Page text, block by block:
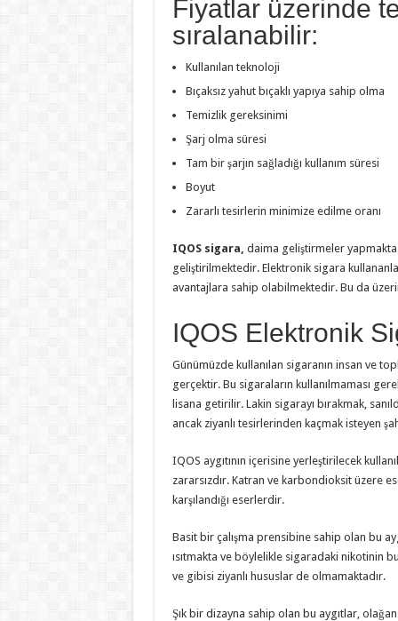
Fiyatlar üzerinde
sıralanabilir:
Kullanılan teknoloji
Bıçaksız yahut bıçaklı yapıya sahip olma
Temizlik gereksinimi
Şarj olma süresi
Tam bir şarjın sağladığı kullanım süresi
Boyut
Zararlı tesirlerin minimize edilme oranı
IQOS sigara, daima geliştirmeler yapmakta
geliştirilmektedir. Elektronik sigara
avantajlara sahip olabilmektedir. Bu da
IQOS Elektronik
Günümüzde kullanılan sigaranın insan ve
gerçektir. Bu sigaraların kullanılmaması
lisana getirilir. Lakin sigarayı bırakmak,
ancak ziyanlı tesirlerinden kaçmak isteyen
IQOS aygıtının içerisine yerleştirilecek
zararsızdır. Katran ve karbondioksit üzere
karşılandığı eserlerdir.
Basit bir çalışma prensibine sahip olan bu
ısıtmakta ve böylelikle sigaradaki nikotinin
ve gibisi ziyanlı hususlar de olmamaktadır.
Şık bir dizayna sahip olan bu aygıtlar,